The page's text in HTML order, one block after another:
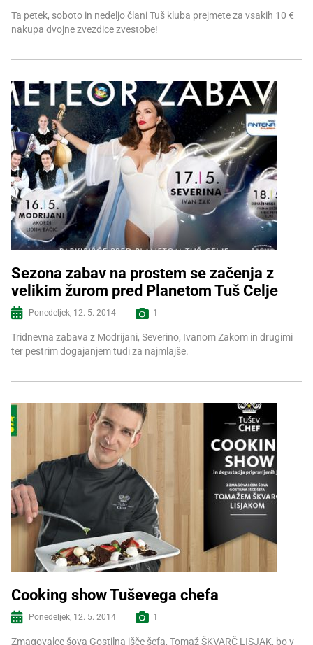
Ta petek, soboto in nedeljo člani Tuš kluba prejmete za vsakih 10 €
nakupa dvojne zvezdice zvestobe!
Več informacij
Sezona zabav na prostem se začenja z
velikim žurom pred Planetom Tuš Celje
Ponedeljek, 12. 5. 2014 1
Tridnevna zabava z Modrijani, Severino, Ivanom Zakom in drugimi
ter pestrim dogajanjem tudi za najmlajše.
Več informacij
Cooking show Tuševega chefa
Ponedeljek, 12. 5. 2014 1
Zmagovalec šova Gostilna išče šefa, Tomaž ŠKVARČ LISJAK, bo v